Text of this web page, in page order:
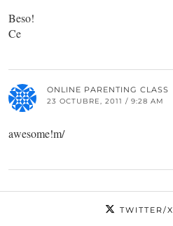
Beso!
Ce
ONLINE PARENTING CLASS
23 OCTUBRE, 2011 / 9:28 AM
awesome!m/
TWITTER/X